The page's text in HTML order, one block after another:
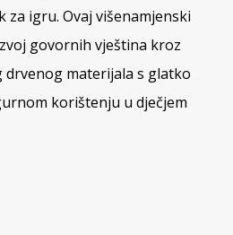
igru. Ovaj višenamjenski
govornih vještina kroz
materijala s glatko
korištenju u dječjem